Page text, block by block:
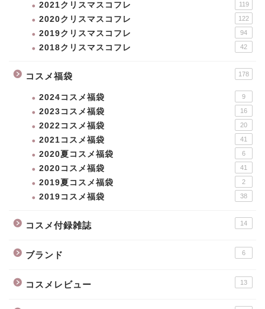
2021クリスマスコフレ 119
2020クリスマスコフレ 122
2019クリスマスコフレ 94
2018クリスマスコフレ 42
コスメ福袋 178
2024コスメ福袋 9
2023コスメ福袋 16
2022コスメ福袋 20
2021コスメ福袋 41
2020夏コスメ福袋 6
2020コスメ福袋 41
2019夏コスメ福袋 2
2019コスメ福袋 38
コスメ付録雑誌 14
ブランド 6
コスメレビュー 13